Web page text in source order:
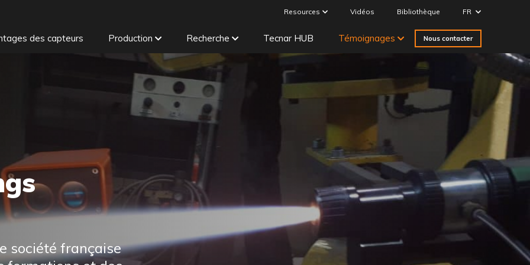
Resources Vidéos Bibliothèque FR
des capteurs Production Recherche Tecnar HUB Témoignages Nous contacter
société française